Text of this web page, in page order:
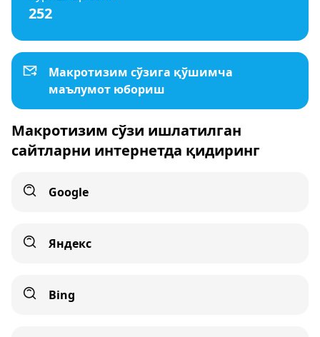
252
Макротизим сўзига қўшимча
маълумот юбориш
Макротизим сўзи ишлатилган
сайтларни интернетда қидиринг
Google
Яндекс
Bing